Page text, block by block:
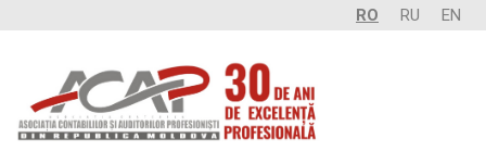
RO RU EN